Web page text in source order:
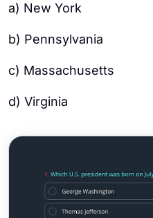
a) New York
b) Pennsylvania
c) Massachusetts
d) Virginia